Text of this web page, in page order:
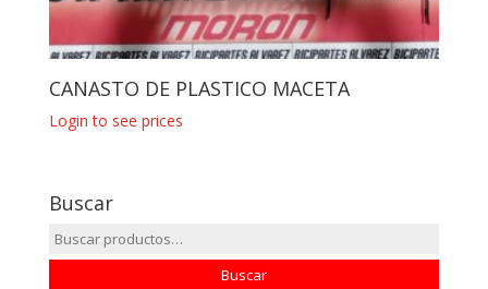
CANASTO DE PLASTICO MACETA
Login to see prices
Buscar
Buscar
por:
Buscar